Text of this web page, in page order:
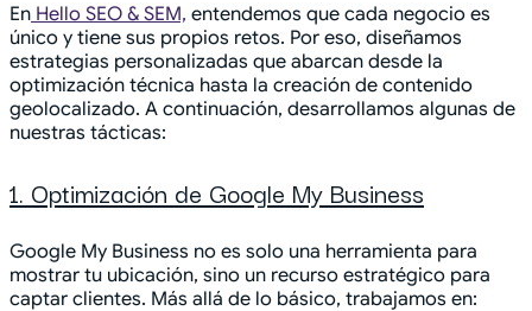
En Hello SEO & SEM, entendemos que cada negocio es
único y tiene sus propios retos. Por eso, diseñamos
estrategias personalizadas que abarcan desde la
optimización técnica hasta la creación de contenido
geolocalizado. A continuación, desarrollamos algunas de
nuestras tácticas:
1. Optimización de Google My Business
Google My Business no es solo una herramienta para
mostrar tu ubicación, sino un recurso estratégico para
captar clientes. Más allá de lo básico, trabajamos en: